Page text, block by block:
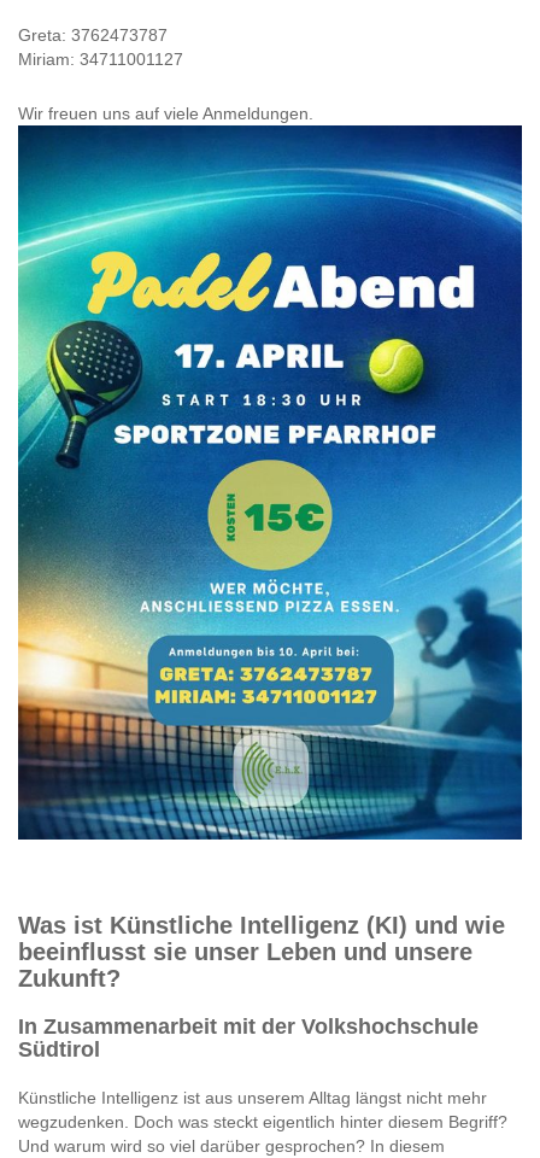
Greta: 3762473787
Miriam: 34711001127
Wir freuen uns auf viele Anmeldungen.
Was ist Künstliche Intelligenz (KI) und wie
beeinflusst sie unser Leben und unsere
Zukunft?
In Zusammenarbeit mit der Volkshochschule
Südtirol
Künstliche Intelligenz ist aus unserem Alltag längst nicht mehr
wegzudenken. Doch was steckt eigentlich hinter diesem Begriff?
Und warum wird so viel darüber gesprochen? In diesem